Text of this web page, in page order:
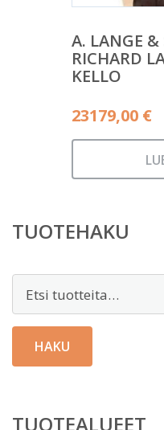
A. LANGE &
RICHARD
KELLO
23179,00 €
TUOTEHAKU
HAKU
TUOTEALUEET